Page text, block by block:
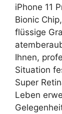
iPhone 11
Bionic
flüssige
Ihnen,
Situation
Super
Leben